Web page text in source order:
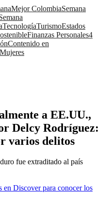
Mejor ColombiaSemana
TecnologíaTurismoEstados
Finanzas Personales4
Contenido en
Mujeres
a EE.UU.,
Delcy Rodríguez:
varios delitos
fue extraditado al país
en Discover para conocer los